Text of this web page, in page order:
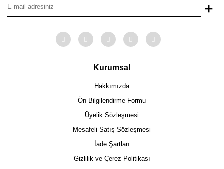
+
Kurumsal
Hakkımızda
Ön Bilgilendirme Formu
Üyelik Sözleşmesi
Mesafeli Satış Sözleşmesi
İade Şartları
Gizlilik ve Çerez Politikası